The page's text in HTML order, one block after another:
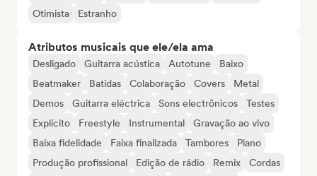
Otimista
Estranho
Atributos musicais que ele/ela ama
Desligado Guitarra acústica Autotune
Baixo
Beatmaker
Batidas Colaboração Covers
Metal
Demos
Guitarra eléctrica Sons electrônicos
Testes
Explícito
Freestyle Instrumental
Gravação ao vivo
Baixa fidelidade
Faixa finalizada Tambores
Piano
Produção profissional
Edição de rádio Remix
Cordas